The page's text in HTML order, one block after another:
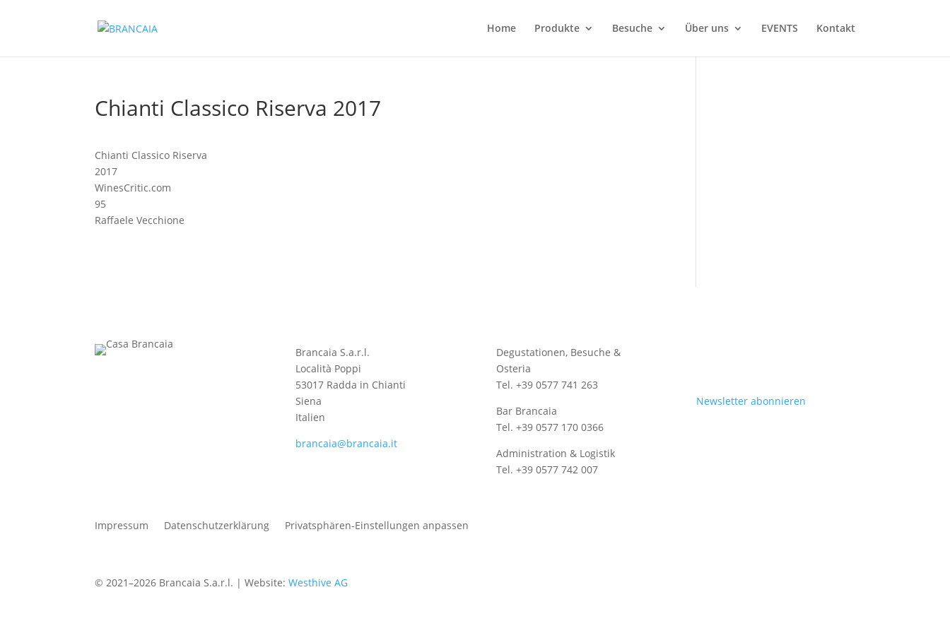
Home Produkte Besuche Über uns EVENTS Kontakt
Chianti Classico Riserva 2017
Chianti Classico Riserva
2017
WinesCritic.com
95
Raffaele Vecchione
Brancaia S.a.r.l.
Località Poppi
53017 Radda in Chianti
Siena
Italien
brancaia@brancaia.it
Degustationen, Besuche &
Osteria
Tel. +39 0577 741 263
Bar Brancaia
Tel. +39 0577 170 0366
Administration & Logistik
Tel. +39 0577 742 007
Newsletter abonnieren
Impressum Datenschutzerklärung Privatsphären-Einstellungen anpassen
© 2021–2026 Brancaia S.a.r.l. | Website:Westhive AG